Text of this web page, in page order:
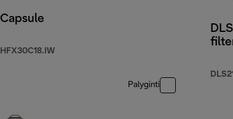
Capsule
HFX30C18.IW
Palyginti